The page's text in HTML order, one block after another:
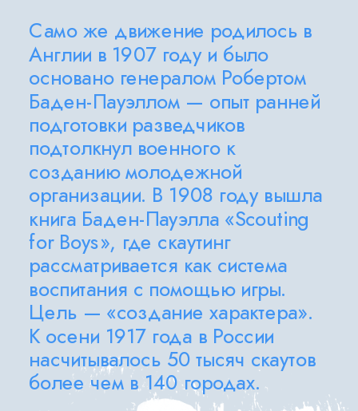
Само же движение родилось в
Англии в 1907 году и было
основано генералом Робертом
Баден-Пауэллом — опыт ранней
подготовки разведчиков
подтолкнул военного к
созданию молодежной
организации. В 1908 году вышла
книга Баден-Пауэлла «Scouting
for Boys», где скаутинг
рассматривается как система
воспитания с помощью игры.
Цель — «создание характера».
К осени 1917 года в России
насчитывалось 50 тысяч скаутов
более чем в 140 городах.